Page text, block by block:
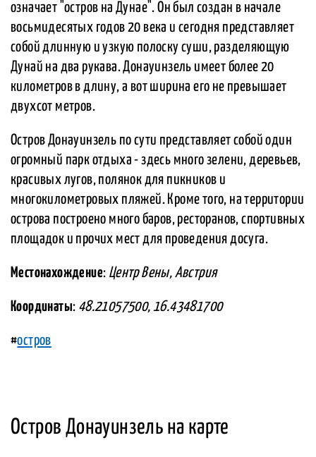
означает "остров на Дунае". Он был создан в начале
восьмидесятых годов 20 века и сегодня представляет
собой длинную и узкую полоску суши, разделяющую
Дунай на два рукава. Донауинзель имеет более 20
километров в длину, а вот ширина его не превышает
двухсот метров.
Остров Донауинзель по сути представляет собой один
огромный парк отдыха - здесь много зелени, деревьев,
красивых лугов, полянок для пикников и
многокилометровых пляжей. Кроме того, на территории
острова построено много баров, ресторанов, спортивных
площадок и прочих мест для проведения досуга.
Местонахождение: Центр Вены, Австрия
Координаты: 48.21057500, 16.43481700
#остров
Остров Донауинзель на карте